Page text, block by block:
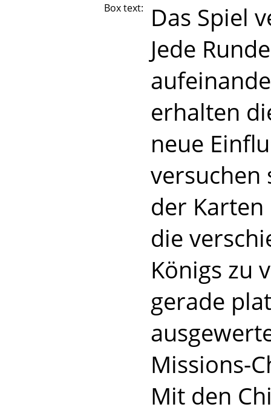
Box text:
Das Spiel
Jede
erhalten
neue
versuchen
der
die
Königs zu
gerade
Missions-
Mit den